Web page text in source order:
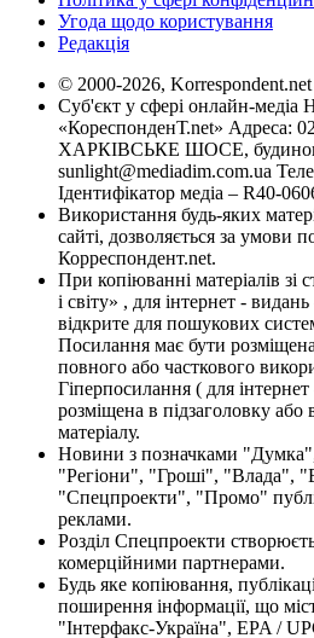
Угода щодо користування
Редакція
© 2000-2026, Korrespondent.net
Суб'єкт у сфері онлайн-медіа
«КореспонденТ.net» Адреса:
ХАРКІВСЬКЕ ШОСЕ, будинок
sunlight@mediadim.com.ua
Ідентифікатор медіа – R40-
Використання будь-яких
сайті, дозволяється за умови
Корреспондент.net.
При копіюванні матеріалів
і світу» , для інтернет -
відкрите для пошукових
Посилання має бути
повного або часткового
Гіперпосилання ( для
розміщена в підзаголовку або
матеріалу.
Новини з позначками
"Регіони", "Гроші", "Влада",
"Спецпроекти", "Промо"
реклами.
Розділ Спецпроекти
комерційними партнерами.
Будь яке копіювання,
поширення інформації, що
"Інтерфакс-Україна", EPA /